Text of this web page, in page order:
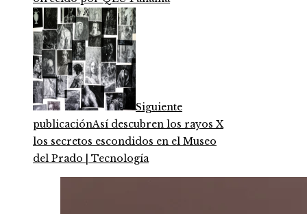
Siguiente
publicaciónAsí descubren los rayos X
los secretos escondidos en el Museo
del Prado | Tecnología